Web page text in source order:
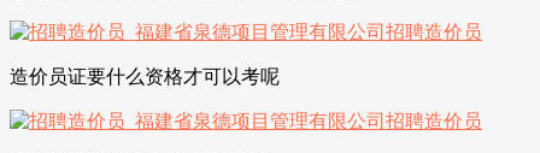
造价员证要什么资格才可以考呢